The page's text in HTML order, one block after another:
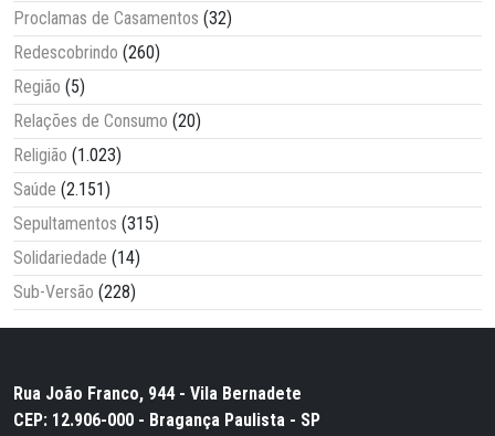
Proclamas de Casamentos (32)
Redescobrindo (260)
Região (5)
Relações de Consumo (20)
Religião (1.023)
Saúde (2.151)
Sepultamentos (315)
Solidariedade (14)
Sub-Versão (228)
Rua João Franco, 944 - Vila Bernadete
CEP: 12.906-000 - Bragança Paulista - SP